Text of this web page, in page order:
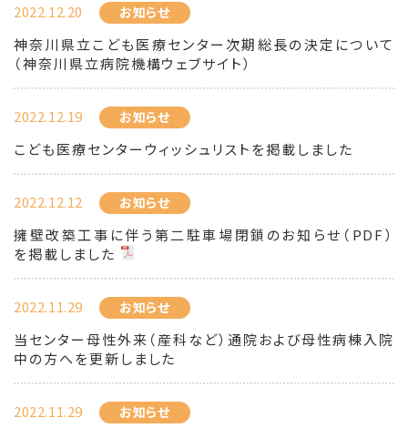
2022.12.20 お知らせ
神奈川県立こども医療センター次期総長の決定について
（神奈川県立病院機構ウェブサイト）
2022.12.19 お知らせ
こども医療センターウィッシュリストを掲載しました
2022.12.12 お知らせ
擁壁改築工事に伴う第二駐車場閉鎖のお知らせ（PDF）
を掲載しました
2022.11.29 お知らせ
当センター母性外来（産科など）通院および母性病棟入院
中の方へを更新しました
2022.11.29 お知らせ